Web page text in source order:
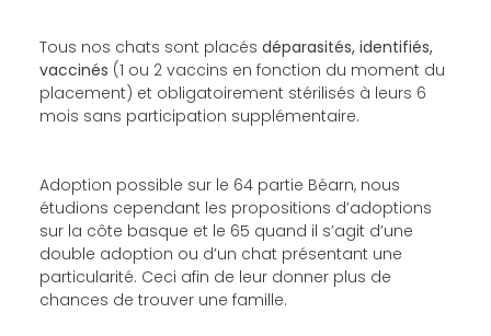
Tous nos chats sont placés déparasités, identifiés,
vaccinés (1 ou 2 vaccins en fonction du moment du
placement) et obligatoirement stérilisés à leurs 6
mois sans participation supplémentaire.
Adoption possible sur le 64 partie Béarn, nous
étudions cependant les propositions d’adoptions
sur la côte basque et le 65 quand il s’agit d’une
double adoption ou d’un chat présentant une
particularité. Ceci afin de leur donner plus de
chances de trouver une famille.